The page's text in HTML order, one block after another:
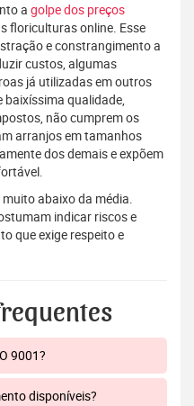
a golpe dos preços
floriculturas online. Esse
e constrangimento a
custos, algumas
já utilizadas em outros
qualidade,
não cumprem os
arranjos em tamanhos
dos demais e expõem
abaixo da média.
indicar riscos e
que exige respeito e
9001?
disponíveis?